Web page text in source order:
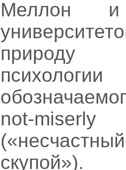
Меллон и
природу
not-
скупой»).